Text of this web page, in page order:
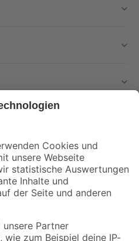
und Aktionen mehr verpassen!